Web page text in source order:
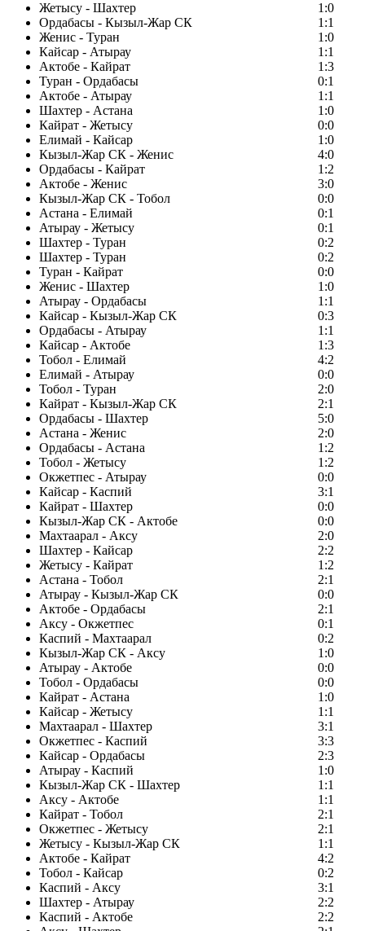
Жетысу - Шахтер
1:0
Ордабасы - Кызыл-Жар СК
1:1
Женис - Туран
1:0
Кайсар - Атырау
1:1
Актобе - Кайрат
1:3
Туран - Ордабасы
0:1
Актобе - Атырау
1:1
Шахтер - Астана
1:0
Кайрат - Жетысу
0:0
Елимай - Кайсар
1:0
Кызыл-Жар СК - Женис
4:0
Ордабасы - Кайрат
1:2
Актобе - Женис
3:0
Кызыл-Жар СК - Тобол
0:0
Астана - Елимай
0:1
Атырау - Жетысу
0:1
Шахтер - Туран
0:2
Шахтер - Туран
0:2
Туран - Кайрат
0:0
Женис - Шахтер
1:0
Атырау - Ордабасы
1:1
Кайсар - Кызыл-Жар СК
0:3
Ордабасы - Атырау
1:1
Кайсар - Актобе
1:3
Тобол - Елимай
4:2
Елимай - Атырау
0:0
Тобол - Туран
2:0
Кайрат - Кызыл-Жар СК
2:1
Ордабасы - Шахтер
5:0
Астана - Женис
2:0
Ордабасы - Астана
1:2
Тобол - Жетысу
1:2
Окжетпес - Атырау
0:0
Кайсар - Каспий
3:1
Кайрат - Шахтер
0:0
Кызыл-Жар СК - Актобе
0:0
Махтаарал - Аксу
2:0
Шахтер - Кайсар
2:2
Жетысу - Кайрат
1:2
Астана - Тобол
2:1
Атырау - Кызыл-Жар СК
0:0
Актобе - Ордабасы
2:1
Аксу - Окжетпес
0:1
Каспий - Махтаарал
0:2
Кызыл-Жар СК - Аксу
1:0
Атырау - Актобе
0:0
Тобол - Ордабасы
0:0
Кайрат - Астана
1:0
Кайсар - Жетысу
1:1
Махтаарал - Шахтер
3:1
Окжетпес - Каспий
3:3
Кайсар - Ордабасы
2:3
Атырау - Каспий
1:0
Кызыл-Жар СК - Шахтер
1:1
Аксу - Актобе
1:1
Кайрат - Тобол
2:1
Окжетпес - Жетысу
2:1
Жетысу - Кызыл-Жар СК
1:1
Актобе - Кайрат
4:2
Тобол - Кайсар
0:2
Каспий - Аксу
3:1
Шахтер - Атырау
2:2
Каспий - Актобе
2:2